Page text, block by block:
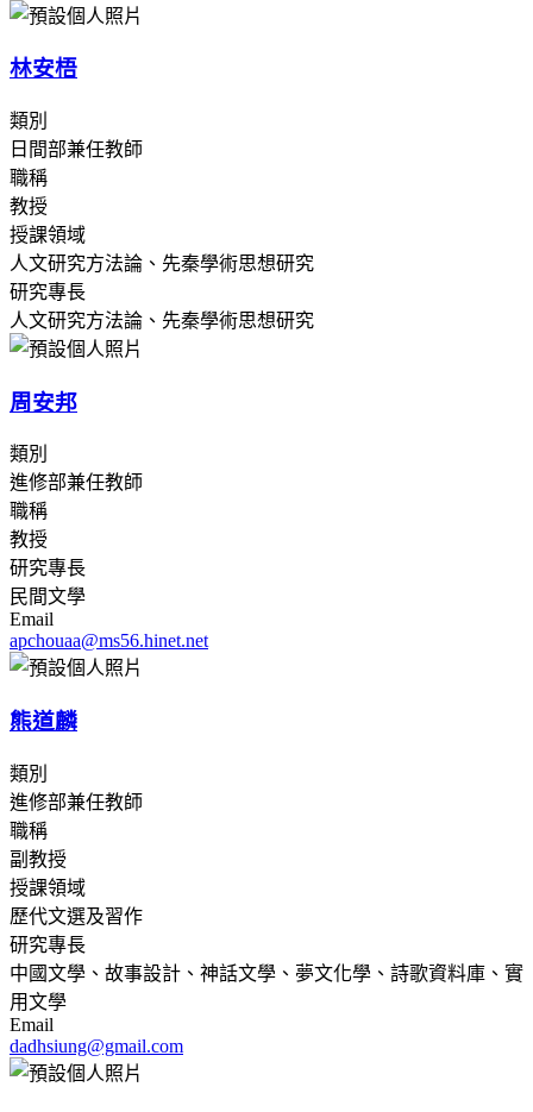
林安梧
類別
日間部兼任教師
職稱
教授
授課領域
人文研究方法論、先秦學術思想研究
研究專長
人文研究方法論、先秦學術思想研究
周安邦
類別
進修部兼任教師
職稱
教授
研究專長
民間文學
Email
apchouaa@ms56.hinet.net
熊道麟
類別
進修部兼任教師
職稱
副教授
授課領域
歷代文選及習作
研究專長
中國文學、故事設計、神話文學、夢文化學、詩歌資料庫、實
用文學
Email
dadhsiung@gmail.com